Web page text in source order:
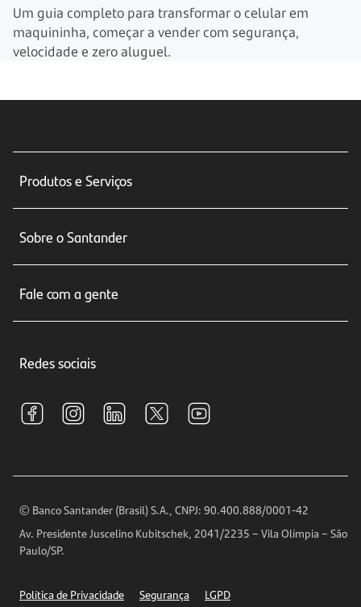
Um guia completo para transformar o celular em
maquininha, começar a vender com segurança,
velocidade e zero aluguel.
Produtos e Serviços
Seguros
Crédito e Financiamentos
Investimentos
Sobre o Santander
Relações com Investidores
Fale com a gente
Central de Renegociação
S.A.C
Encontre nossas agências
Horários de Atendimento
Telefones
Redes sociais
© Banco Santander (Brasil) S.A., CNPJ: 90.400.888/0001-42
Av. Presidente Juscelino Kubitschek, 2041/2235 – Vila Olímpia – São
Paulo/SP.
Política de Privacidade Segurança LGPD